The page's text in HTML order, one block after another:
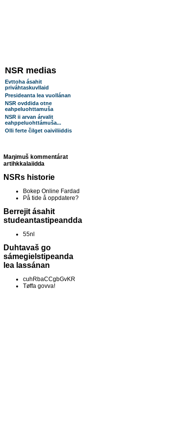
NSR medias
Evttoha ásahit
priváhtaskuvllaid
Presideanta lea vuollánan
NSR ovddida otne
eahpeluohttamuša
NSR ii arvan árvalit
eahppeluohttámuša...
Olli ferte čilget oaiviliiddis
Maŋimuš kommentárat
artihkkalaiidda
NSRs historie
Bokep Online Fardad
På tide å oppdatere?
Berrejit ásahit
studeantastipeandda
55nl
Duhtavaš go
sámegielstipeanda
lea lassánan
cuhRbaCCgbGvKR
Tøffa govva!